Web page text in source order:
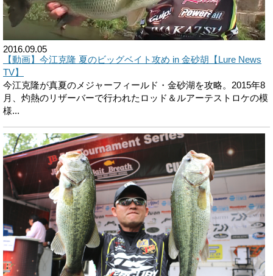
2016.09.05
【動画】今江克隆 夏のビッグベイト攻め in 金砂胡【Lure News
TV】
今江克隆が真夏のメジャーフィールド・金砂湖を攻略。2015年8
月、灼熱のリザーバーで行われたロッド＆ルアーテストロケの模
様...